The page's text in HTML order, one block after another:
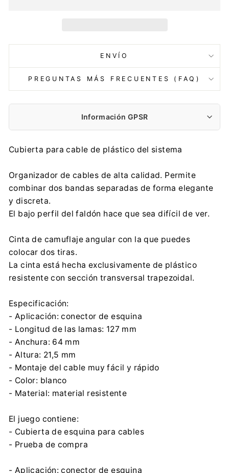
ENVÍO
PREGUNTAS MÁS FRECUENTES (FAQ)
Información GPSR
Fabricante:
Centrumelektroniki.EU Sp. z o.o.
contact@centrumelektroniki.pl
+48 32 284 72 22
Centrumelektroniki.EU Sp. z o.o.
contact@centrumelektroniki.pl
Cubierta para cable de plástico del sistema
Organizador de cables de alta calidad. Permite
combinar dos bandas separadas de forma elegante
y discreta.
El bajo perfil del faldón hace que sea difícil de ver.
Cinta de camuflaje angular con la que puedes
colocar dos tiras.
La cinta está hecha exclusivamente de plástico
resistente con sección transversal trapezoidal.
Especificación:
- Aplicación: conector de esquina
- Longitud de las lamas: 127 mm
- Anchura: 64 mm
- Altura: 21,5 mm
- Montaje del cable muy fácil y rápido
- Color: blanco
- Material: material resistente
El juego contiene:
- Cubierta de esquina para cables
- Prueba de compra
- Aplicación: conector de esquina